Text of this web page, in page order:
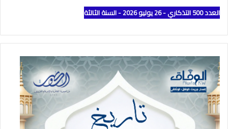
العدد 500 التذكاري - 26 يوليو 2026 - السنة الثالثة